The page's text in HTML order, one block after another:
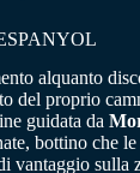
alquanto
del proprio
guidata da
bottino che
vantaggio sulla